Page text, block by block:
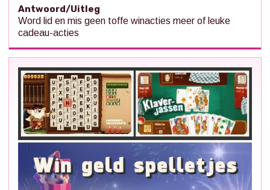
Antwoord/Uitleg
Word lid en mis geen toffe winacties meer of leuke
cadeau-acties